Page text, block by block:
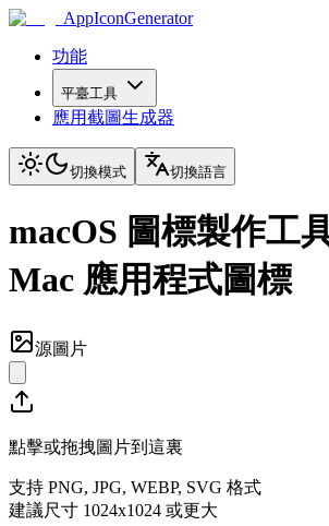
AppIconGenerator
功能
平臺工具
應用截圖生成器
切換模式 切換語言
macOS 圖標製作工
Mac 應用程式圖標
源圖片
點擊或拖拽圖片到這裏
支持 PNG, JPG, WEBP, SVG 格式
建議尺寸 1024x1024 或更大